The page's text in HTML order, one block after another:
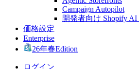
Campaign Autopilot
開発者向け Shopify AI
価格設定
Enterprise
26年春Edition
ログイン